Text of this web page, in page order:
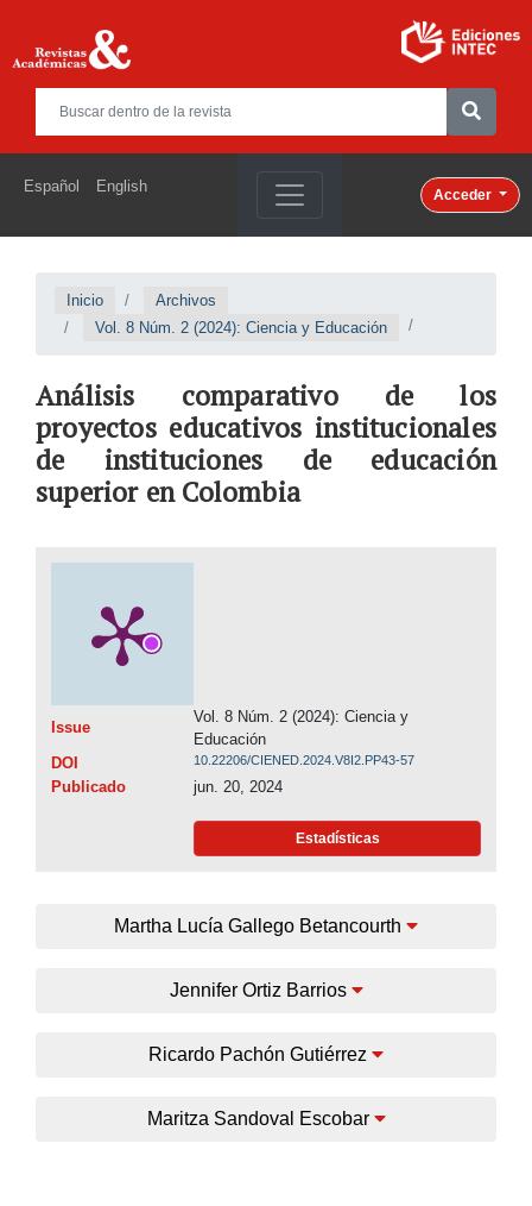
Español English Acceder
Inicio
Archivos
Vol. 8 Núm. 2 (2024): Ciencia y Educación
Análisis comparativo de los
proyectos educativos institucionales
de instituciones de educación
superior en Colombia
Issue
Vol. 8 Núm. 2 (2024): Ciencia y
Educación
DOI
10.22206/CIENED.2024.V8I2.PP43-57
Publicado jun. 20, 2024
Estadísticas
Martha Lucía Gallego Betancourth
Jennifer Ortiz Barrios
Ricardo Pachón Gutiérrez
Maritza Sandoval Escobar